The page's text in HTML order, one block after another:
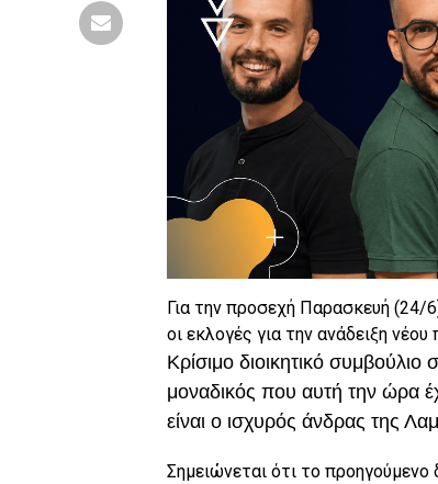
Για την προσεχή Παρασκευή (24/
οι εκλογές για την ανάδειξη
Κρίσιμο διοικητικό
μοναδικός που αυτή την ώρα
είναι ο ισχυρός άνδρας της
Σημειώνεται ότι το